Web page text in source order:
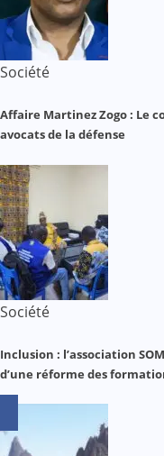
Société
Affaire Martinez Zogo : Le
avocats de la défense
Société
Inclusion : l’association
d’une réforme des